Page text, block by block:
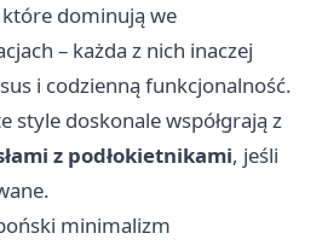
dominują we
– każda z nich inaczej
i codzienną funkcjonalność.
style doskonale współgrają z
z podłokietnikami, jeśli
minimalizm